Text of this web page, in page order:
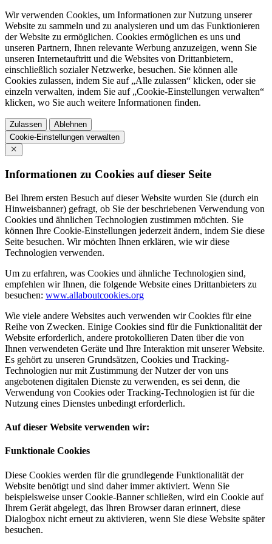
Wir verwenden Cookies, um Informationen zur Nutzung unserer
Website zu sammeln und zu analysieren und um das Funktionieren
der Website zu ermöglichen. Cookies ermöglichen es uns und
unseren Partnern, Ihnen relevante Werbung anzuzeigen, wenn Sie
unseren Internetauftritt und die Websites von Drittanbietern,
einschließlich sozialer Netzwerke, besuchen. Sie können alle
Cookies zulassen, indem Sie auf „Alle zulassen“ klicken, oder sie
einzeln verwalten, indem Sie auf „Cookie-Einstellungen verwalten“
klicken, wo Sie auch weitere Informationen finden.
Zulassen
Ablehnen
Cookie-Einstellungen verwalten
Informationen zu Cookies auf dieser Seite
Bei Ihrem ersten Besuch auf dieser Website wurden Sie (durch ein
Hinweisbanner) gefragt, ob Sie der beschriebenen Verwendung von
Cookies und ähnlichen Technologien zustimmen möchten. Sie
können Ihre Cookie-Einstellungen jederzeit ändern, indem Sie diese
Seite besuchen. Wir möchten Ihnen erklären, wie wir diese
Technologien verwenden.
Um zu erfahren, was Cookies und ähnliche Technologien sind,
empfehlen wir Ihnen, die folgende Website eines Drittanbieters zu
besuchen: www.allaboutcookies.org
Wie viele andere Websites auch verwenden wir Cookies für eine
Reihe von Zwecken. Einige Cookies sind für die Funktionalität der
Website erforderlich, andere protokollieren Daten über die von
Ihnen verwendeten Geräte und Ihre Interaktion mit unserer Website.
Es gehört zu unseren Grundsätzen, Cookies und Tracking-
Technologien nur mit Zustimmung der Nutzer der von uns
angebotenen digitalen Dienste zu verwenden, es sei denn, die
Verwendung von Cookies oder Tracking-Technologien ist für die
Nutzung eines Dienstes unbedingt erforderlich.
Auf dieser Website verwenden wir:
Funktionale Cookies
Diese Cookies werden für die grundlegende Funktionalität der
Website benötigt und sind daher immer aktiviert. Wenn Sie
beispielsweise unser Cookie-Banner schließen, wird ein Cookie auf
Ihrem Gerät abgelegt, das Ihren Browser daran erinnert, diese
Dialogbox nicht erneut zu aktivieren, wenn Sie diese Website später
besuchen.